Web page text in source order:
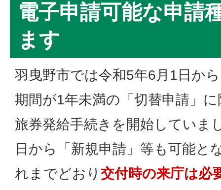
電子申請可能な申請
ます
羽曳野市では令和5年6月1日か
期間が1年未満の「切替申請」
旅券発給手続きを開始していま
日から「新規申請」等も可能と
れまでどおり 交付時の来庁は必